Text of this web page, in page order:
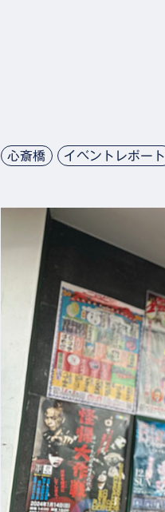
心斎橋 イベントレポート